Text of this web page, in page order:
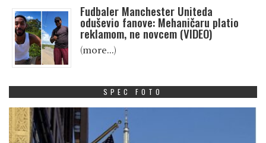
Fudbaler Manchester Uniteda
oduševio fanove: Mehaničaru platio
reklamom, ne novcem (VIDEO)
(more…)
SPEC FOTO